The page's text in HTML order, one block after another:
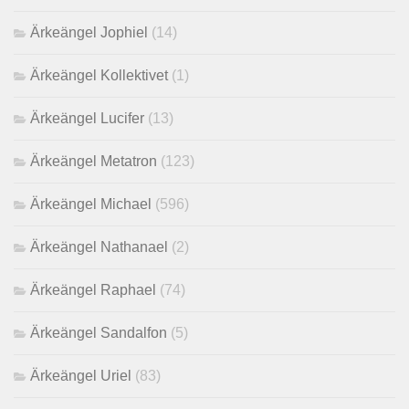
Ärkeängel Jophiel (14)
Ärkeängel Kollektivet (1)
Ärkeängel Lucifer (13)
Ärkeängel Metatron (123)
Ärkeängel Michael (596)
Ärkeängel Nathanael (2)
Ärkeängel Raphael (74)
Ärkeängel Sandalfon (5)
Ärkeängel Uriel (83)